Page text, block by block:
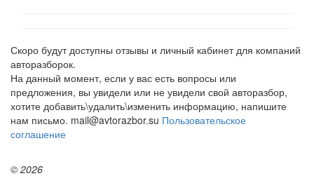
Скоро будут доступны отзывы и личный кабинет для компаний
авторазборок.
На данный момент, если у вас есть вопросы или
предложения, вы увидели или не увидели свой авторазбор,
хотите добавить\удалить\изменить информацию, напишите
нам письмо. mail@avtorazbor.su Пользовательское
соглашение
© 2026